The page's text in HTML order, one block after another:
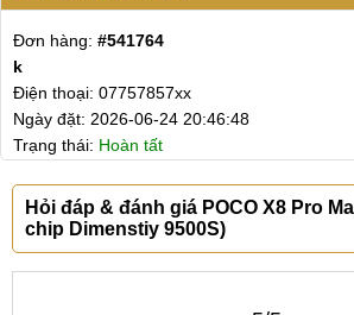
Dimensity 9500s
Sản phẩm POCO X8 Pro Max ra
Dimensity 9500s với điểm AnTuTu lên
giới thiệu sớm hơn khá nhiều.
Đơn hàng: #541764
k
Điện thoại: 07757857xx
Ngày đặt: 2026-06-24 20:46:48
Trạng thái: Hoàn tất
Hỏi đáp & đánh giá POCO X8 Pro
chip Dimenstiy 9500S)